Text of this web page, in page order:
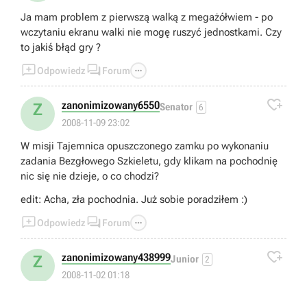
Ja mam problem z pierwszą walką z megażółwiem - po
wczytaniu ekranu walki nie mogę ruszyć jednostkami. Czy
to jakiś błąd gry ?
Odpowiedz  Forum 
Z zanonimizowany6550Senator 6
2008-11-09 23:02

W misji Tajemnica opuszczonego zamku po wykonaniu
zadania Bezgłowego Szkieletu, gdy klikam na pochodnię
nic się nie dzieje, o co chodzi?
edit: Acha, zła pochodnia. Już sobie poradziłem :)
Odpowiedz  Forum 
Z zanonimizowany438999Junior 2
2008-11-02 01:18
